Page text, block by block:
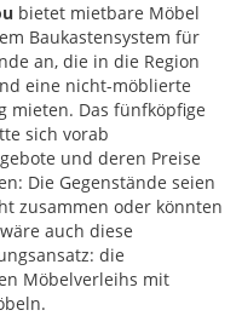
bietet mietbare Möbel
Baukastensystem für
an, die in die Region
eine nicht-möblierte
mieten. Das fünfköpfige
sich vorab
und deren Preise
Die Gegenstände seien
zusammen oder könnten
auch diese
die
Möbelverleihs mit